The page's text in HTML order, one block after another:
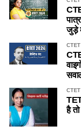
दिल्ली
गोवा
Gujarat
(b) लेखनस्य
(c) लेखनस्य चिन्तन-
(d) लेखनस्य छात्र
6. केषाञ्चिद्
(a) भाषाधिग्रहणं
बॉस के पुल का प्रयोग
(b) Gujarat / गुजरात
(d) Rajasthan /
Ans- c
जुड़े
है